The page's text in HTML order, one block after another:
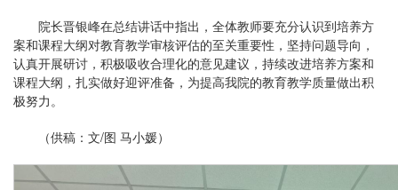
院长晋银峰在总结讲话中指出，全体教师要充分认识到培养方
案和课程大纲对教育教学审核评估的至关重要性，坚持问题导向，
认真开展研讨，积极吸收合理化的意见建议，持续改进培养方案和
课程大纲，扎实做好迎评准备，为提高我院的教育教学质量做出积
极努力。
（供稿：文/图 马小媛）